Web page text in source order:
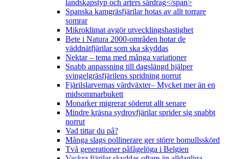
landskapstyp och arters särdrag</span>
Spanska kamgräsfjärilar hotas av allt torrare
somrar
Mikroklimat avgör utvecklingshastighet
Bete i Natura 2000-områden hotar de
väddnätfjärilar som ska skyddas
Nektar – tema med många variationer
Snabb anpassning till dagslängd hjälper
svingelgräsfjärilens spridning norrut
Fjärilslarvernas värdväxter– Mycket mer än en
midsommarbukett
Monarker migrerar söderut allt senare
Mindre kräsna sydrovfjärilar sprider sig snabbt
norrut
Vad tittar du på?
Många slags pollinerare ger större bomullsskörd
Två generationer påfågelöga i Belgien